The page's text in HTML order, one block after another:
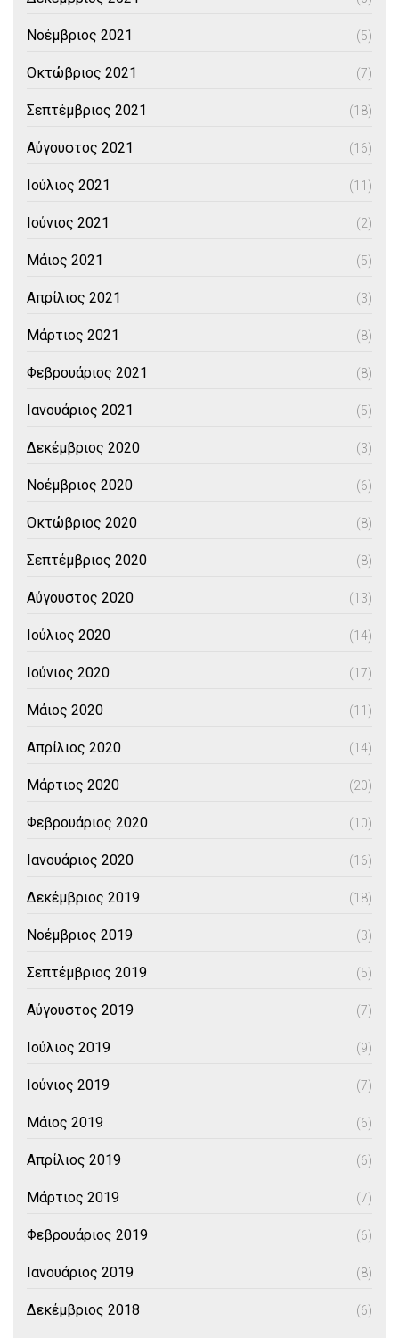
Νοέμβριος 2021 (5)
Οκτώβριος 2021 (7)
Σεπτέμβριος 2021 (18)
Αύγουστος 2021 (16)
Ιούλιος 2021 (11)
Ιούνιος 2021 (2)
Μάιος 2021 (5)
Απρίλιος 2021 (3)
Μάρτιος 2021 (8)
Φεβρουάριος 2021 (8)
Ιανουάριος 2021 (5)
Δεκέμβριος 2020 (3)
Νοέμβριος 2020 (6)
Οκτώβριος 2020 (8)
Σεπτέμβριος 2020 (8)
Αύγουστος 2020 (13)
Ιούλιος 2020 (14)
Ιούνιος 2020 (17)
Μάιος 2020 (11)
Απρίλιος 2020 (14)
Μάρτιος 2020 (20)
Φεβρουάριος 2020 (10)
Ιανουάριος 2020 (16)
Δεκέμβριος 2019 (18)
Νοέμβριος 2019 (3)
Σεπτέμβριος 2019 (5)
Αύγουστος 2019 (7)
Ιούλιος 2019 (9)
Ιούνιος 2019 (7)
Μάιος 2019 (6)
Απρίλιος 2019 (6)
Μάρτιος 2019 (7)
Φεβρουάριος 2019 (6)
Ιανουάριος 2019 (8)
Δεκέμβριος 2018 (6)